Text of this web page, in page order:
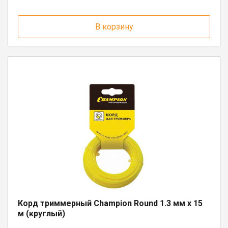
В корзину
Корд триммерный Champion Round 1.3 мм х 15
м (круглый)